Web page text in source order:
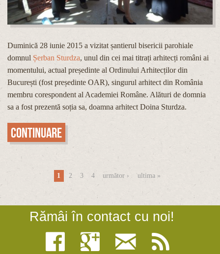
Duminică 28 iunie 2015 a vizitat șantierul bisericii parohiale
domnul Șerban Sturdza, unul din cei mai titrați arhitecți români ai
momentului, actual președinte al Ordinului Arhitecților din
București (fost președinte OAR), singurul arhitect din România
membru corespondent al Academiei Române. Alături de domnia
sa a fost prezentă soția sa, doamna arhitect Doina Sturdza.
Continuare
1 2 3 4 următor › ultima »
Rămâi în contact cu noi!